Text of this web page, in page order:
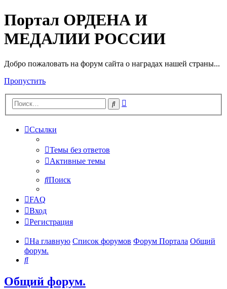
Портал ОРДЕНА И
МЕДАЛИИ РОССИИ
Добро пожаловать на форум сайта о наградах нашей страны...
Пропустить
Поиск
Ссылки
Темы без ответов
Активные темы
Поиск
FAQ
Вход
Регистрация
На главную Список форумов Форум Портала Общий
форум.
Поиск
Общий форум.